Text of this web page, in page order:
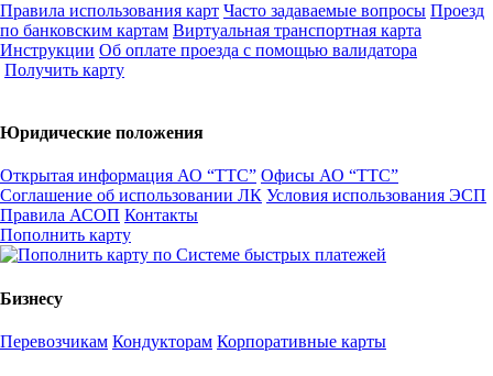
Правила использования карт Часто задаваемые вопросы Проезд
по банковским картам Виртуальная транспортная карта
Инструкции Об оплате проезда с помощью валидатора
Получить карту
Юридические положения
Открытая информация АО “ТТС” Офисы АО “ТТС”
Соглашение об использовании ЛК Условия использования ЭСП
Правила АСОП Контакты
Пополнить карту
Бизнесу
Перевозчикам Кондукторам Корпоративные карты